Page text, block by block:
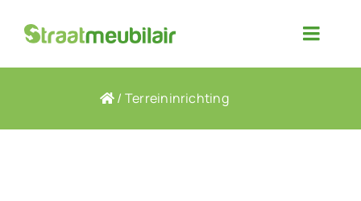
Toggle
/ Terreininrichting